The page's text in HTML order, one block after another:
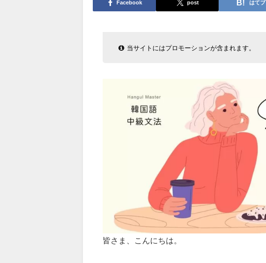
Facebook post はてブ
当サイトにはプロモーションが含まれます。
皆さま、こんにちは。